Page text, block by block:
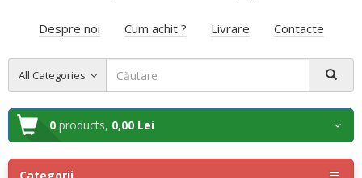
Despre noi Cum achit ? Livrare Contacte
All Categories
0 products, 0,00 Lei